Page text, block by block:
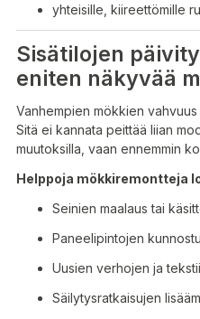
yhteisille, kiireettömille
Sisätilojen
eniten näkyvää
Vanhempien mökkien
Sitä ei kannata peittää liian
muutoksilla, vaan ennemmin
Helppoja mökkiremontteja
Seinien maalaus tai
Paneelipintojen
Uusien verhojen ja
Säilytysratkaisujen